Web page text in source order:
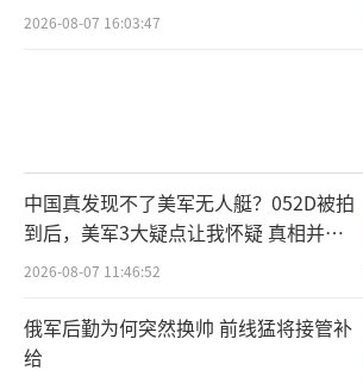
2026-08-07 16:03:47
中国真发现不了美军无人艇？052D被拍
到后，美军3大疑点让我怀疑 真相并非
如此
2026-08-07 11:46:52
俄军后勤为何突然换帅 前线猛将接管补
给